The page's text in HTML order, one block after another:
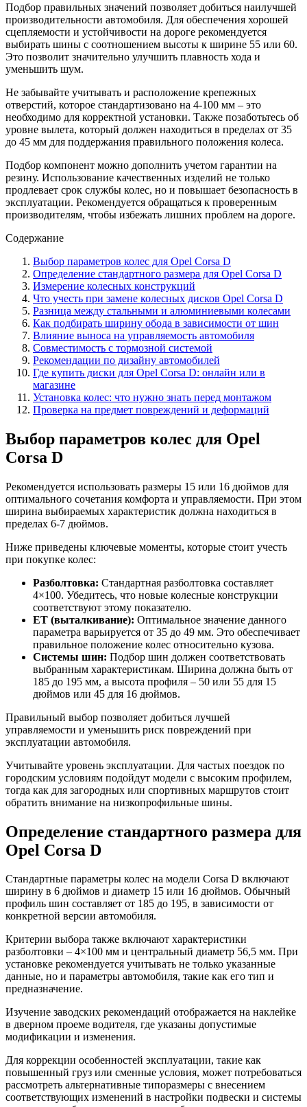
Подбор правильных значений позволяет добиться наилучшей
производительности автомобиля. Для обеспечения хорошей
сцепляемости и устойчивости на дороге рекомендуется
выбирать шины с соотношением высоты к ширине 55 или 60.
Это позволит значительно улучшить плавность хода и
уменьшить шум.
Не забывайте учитывать и расположение крепежных
отверстий, которое стандартизовано на 4-100 мм – это
необходимо для корректной установки. Также позаботьтесь об
уровне вылета, который должен находиться в пределах от 35
до 45 мм для поддержания правильного положения колеса.
Подбор компонент можно дополнить учетом гарантии на
резину. Использование качественных изделий не только
продлевает срок службы колес, но и повышает безопасность в
эксплуатации. Рекомендуется обращаться к проверенным
производителям, чтобы избежать лишних проблем на дороге.
Содержание
Выбор параметров колес для Opel Corsa D
Определение стандартного размера для Opel Corsa D
Измерение колесных конструкций
Что учесть при замене колесных дисков Opel Corsa D
Разница между стальными и алюминиевыми колесами
Как подбирать ширину обода в зависимости от шин
Влияние выноса на управляемость автомобиля
Совместимость с тормозной системой
Рекомендации по дизайну автомобилей
Где купить диски для Opel Corsa D: онлайн или в
магазине
Установка колес: что нужно знать перед монтажом
Проверка на предмет повреждений и деформаций
Выбор параметров колес для Opel
Corsa D
Рекомендуется использовать размеры 15 или 16 дюймов для
оптимального сочетания комфорта и управляемости. При этом
ширина выбираемых характеристик должна находиться в
пределах 6-7 дюймов.
Ниже приведены ключевые моменты, которые стоит учесть
при покупке колес:
Разболтовка: Стандартная разболтовка составляет
4×100. Убедитесь, что новые колесные конструкции
соответствуют этому показателю.
ET (выталкивание): Оптимальное значение данного
параметра варьируется от 35 до 49 мм. Это обеспечивает
правильное положение колес относительно кузова.
Системы шин: Подбор шин должен соответствовать
выбранным характеристикам. Ширина должна быть от
185 до 195 мм, а высота профиля – 50 или 55 для 15
дюймов или 45 для 16 дюймов.
Правильный выбор позволяет добиться лучшей
управляемости и уменьшить риск повреждений при
эксплуатации автомобиля.
Учитывайте уровень эксплуатации. Для частых поездок по
городским условиям подойдут модели с высоким профилем,
тогда как для загородных или спортивных маршрутов стоит
обратить внимание на низкопрофильные шины.
Определение стандартного размера для
Opel Corsa D
Стандартные параметры колес на модели Corsa D включают
ширину в 6 дюймов и диаметр 15 или 16 дюймов. Обычный
профиль шин составляет от 185 до 195, в зависимости от
конкретной версии автомобиля.
Критерии выбора также включают характеристики
разболтовки – 4×100 мм и центральный диаметр 56,5 мм. При
установке рекомендуется учитывать не только указанные
данные, но и параметры автомобиля, такие как его тип и
предназначение.
Изучение заводских рекомендаций отображается на наклейке
в дверном проеме водителя, где указаны допустимые
модификации и изменения.
Для коррекции особенностей эксплуатации, такие как
повышенный груз или сменные условия, может потребоваться
рассмотреть альтернативные типоразмеры с внесением
соответствующих изменений в настройки подвески и системы